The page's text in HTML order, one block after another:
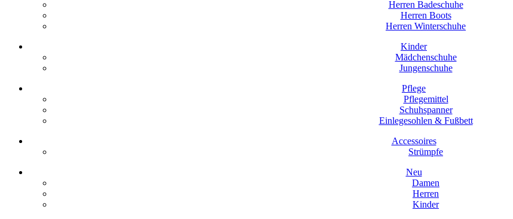
Herren Badeschuhe
Herren Boots
Herren Winterschuhe
Kinder
Mädchenschuhe
Jungenschuhe
Pflege
Pflegemittel
Schuhspanner
Einlegesohlen & Fußbett
Accessoires
Strümpfe
Neu
Damen
Herren
Kinder